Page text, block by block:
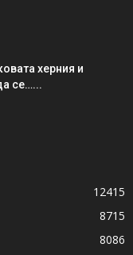
херния и
се…...
12415
8715
8086